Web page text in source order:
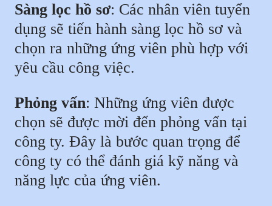
Sàng lọc hồ sơ: Các nhân viên tuyển
dụng sẽ tiến hành sàng lọc hồ sơ và
chọn ra những ứng viên phù hợp với
yêu cầu công việc.
Phỏng vấn: Những ứng viên được
chọn sẽ được mời đến phỏng vấn tại
công ty. Đây là bước quan trọng để
công ty có thể đánh giá kỹ năng và
năng lực của ứng viên.